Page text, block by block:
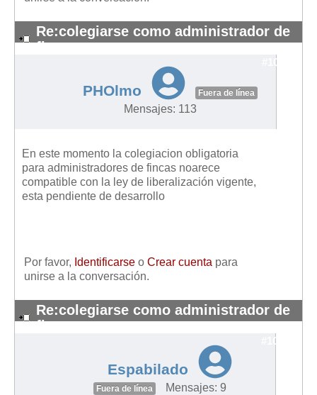
Re:colegiarse como administrador de
fincas
#10119
PHOlmo Fuera de línea
Mensajes: 113
En este momento la colegiacion obligatoria
para administradores de fincas noarece
compatible con la ley de liberalización vigente,
esta pendiente de desarrollo
Por favor, Identificarse o Crear cuenta para
unirse a la conversación.
Re:colegiarse como administrador de
fincas
#10120
Espabilado
Fuera de línea Mensajes: 9